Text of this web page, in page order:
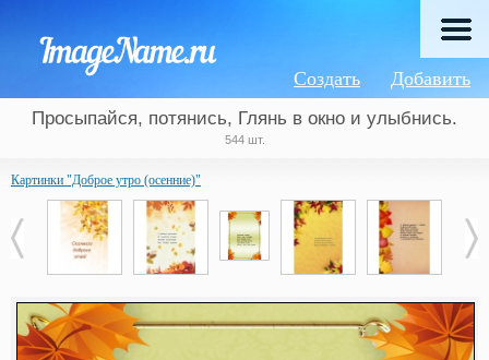
Добавить
Создать
Просыпайся, потянись, Глянь в окно и улыбнись.
544 шт.
Картинки "Доброе утро (осенние)"